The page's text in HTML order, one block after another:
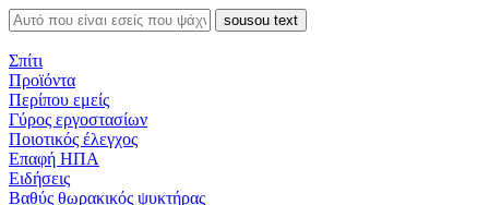
sousou text
Σπίτι
Προϊόντα
Περίπου εμείς
Γύρος εργοστασίων
Ποιοτικός έλεγχος
Επαφή ΗΠΑ
Ειδήσεις
Βαθύς θωρακικός ψυκτήρας